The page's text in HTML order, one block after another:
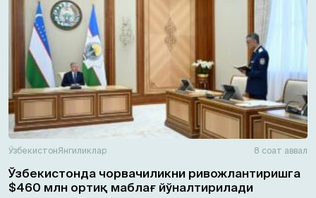
ЎзбекистонЯнгиликлар 8 соат аввал
Ўзбекистонда чорвачиликни ривожлантиришга
$460 млн ортиқ маблағ йўналтирилади